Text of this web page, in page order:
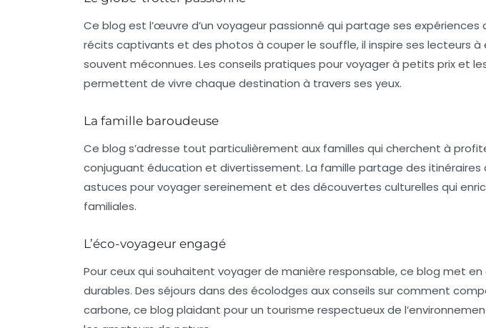
Ce blog est l’œuvre d’un voyageur passionné qui partage ses
récits captivants et des photos à couper le souffle, il inspire ses lecteurs à
souvent méconnues. Les conseils pratiques pour voyager à petits prix et
permettent de vivre chaque destination à travers ses yeux.
La famille baroudeuse
Ce blog s’adresse tout particulièrement aux familles qui cherchent à
conjuguant éducation et divertissement. La famille partage des
astuces pour voyager sereinement et des découvertes culturelles qui
familiales.
L’éco-voyageur engagé
Pour ceux qui souhaitent voyager de manière responsable, ce blog met
durables. Des séjours dans des écolodges aux conseils sur comment
carbone, ce blog plaidant pour un tourisme respectueux de